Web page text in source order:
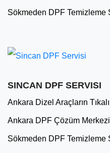
Sökmeden DPF Temizleme
SINCAN DPF SERVISI
Ankara Dizel Araçların
Ankara DPF Çözüm
Sökmeden DPF Temizleme